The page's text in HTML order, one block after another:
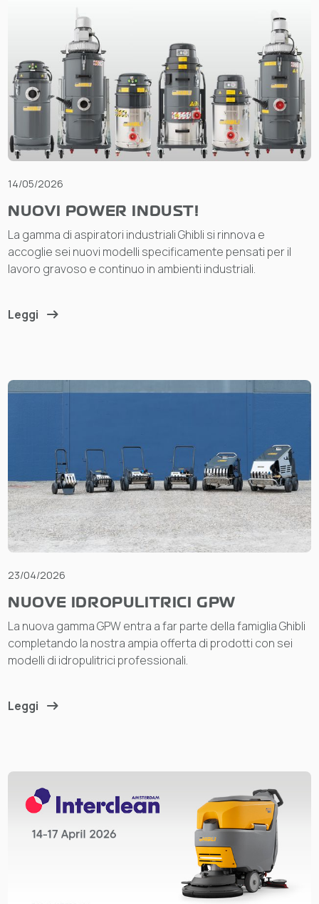
14/05/2026
NUOVI POWER INDUST!
La gamma di aspiratori industriali Ghibli si rinnova e
accoglie sei nuovi modelli specificamente pensati per il
lavoro gravoso e continuo in ambienti industriali.
Leggi
23/04/2026
NUOVE IDROPULITRICI GPW
La nuova gamma GPW entra a far parte della famiglia Ghibli
completando la nostra ampia offerta di prodotti con sei
modelli di idropulitrici professionali.
Leggi